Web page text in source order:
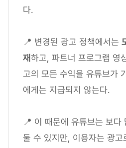
다.
📍 변경된 광고 정책에서는
재하고, 파트너 프로그램 영
고의 모든 수익을 유튜브가
에게는 지급되지 않는다.
📍 이 때문에 유튜브는 보다
둘 수 있지만, 이용자는 광